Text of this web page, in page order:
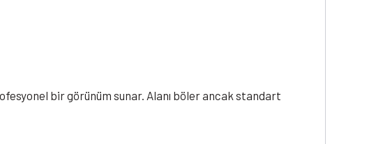
bir görünüm sunar. Alanı böler ancak standart